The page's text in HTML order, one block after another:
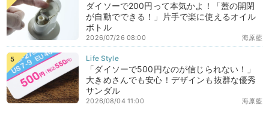
ダイソーで200円って本気かよ！「蓋の開閉
が自動でできる！」片手で楽に使えるオイル
ボトル
海原藍
2026/07/26 08:00
「ダイソーで500円なのが信じられない！」
大きめさんでも安心！デザインも抜群な優秀
サンダル
海原藍
2026/08/04 11:00